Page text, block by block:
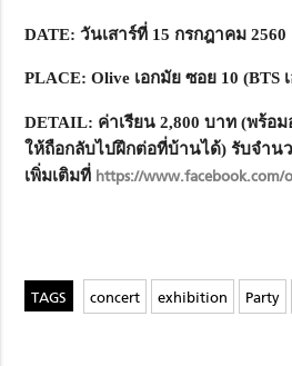
DATE:วันเสาร์ที่ 15 กรกฎาคม2560
PLACE: Olive เอกมัย ซอย 10 (BTS
DETAIL: ค่าเรียน2,800บาท (พร้อ
ให้ถือกลับไปฝึกต่อที่บ้านได้) รับจำน
เพิ่มเติมที่ https://www.facebook.com/
concert exhibition Party